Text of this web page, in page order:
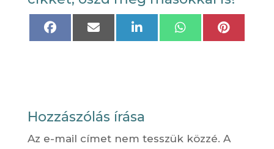
Share
Share
Share
Share
Share
Hozzászólás írása
Az e-mail címet nem tesszük közzé. A